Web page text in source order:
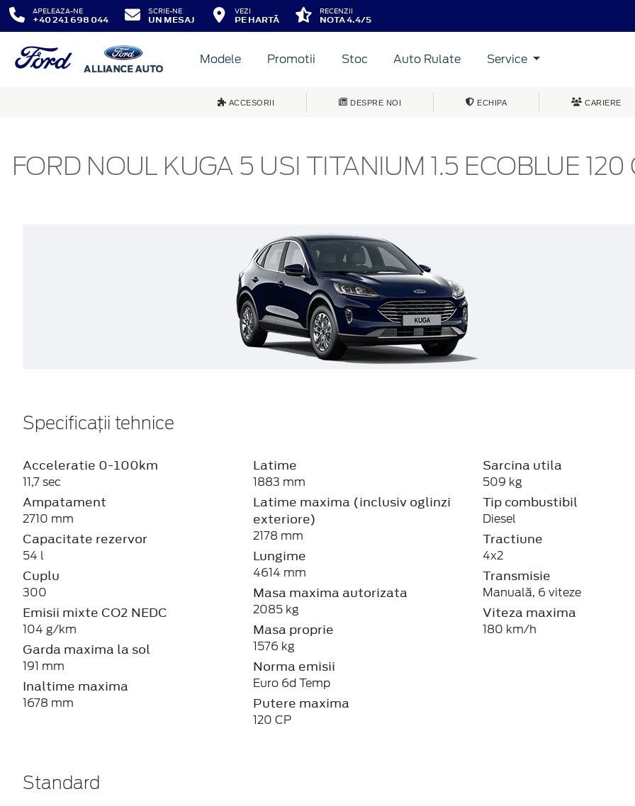
APELEAZA-NE
+40 241 698 044
SCRIE-NE
UN MESAJ
VEZI
PE HARTĂ
RECENZII
NOTA 4.4/5
Modele Promotii Stoc Auto Rulate Service
ACCESORII DESPRE NOI ECHIPA CARIERE
FORD NOUL KUGA 5 USI TITANIUM 1.5 ECOBLUE 120
Specificații tehnice
Acceleratie 0-100km
11,7 sec
Ampatament
2710 mm
Capacitate rezervor
54 l
Cuplu
300
Emisii mixte CO2 NEDC
104 g/km
Garda maxima la sol
191 mm
Inaltime maxima
1678 mm
Latime
1883 mm
Latime maxima (inclusiv oglinzi
exteriore)
2178 mm
Lungime
4614 mm
Masa maxima autorizata
2085 kg
Masa proprie
1576 kg
Norma emisii
Euro 6d Temp
Putere maxima
120 CP
Sarcina utila
509 kg
Tip combustibil
Diesel
Tractiune
4x2
Transmisie
Manuală, 6 viteze
Viteza maxima
180 km/h
Standard